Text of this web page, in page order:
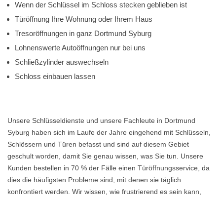
Wenn der Schlüssel im Schloss stecken geblieben ist
Türöffnung Ihre Wohnung oder Ihrem Haus
Tresoröffnungen in ganz Dortmund Syburg
Lohnenswerte Autoöffnungen nur bei uns
Schließzylinder auswechseln
Schloss einbauen lassen
Unsere Schlüsseldienste und unsere Fachleute in Dortmund
Syburg haben sich im Laufe der Jahre eingehend mit Schlüsseln,
Schlössern und Türen befasst und sind auf diesem Gebiet
geschult worden, damit Sie genau wissen, was Sie tun. Unsere
Kunden bestellen in 70 % der Fälle einen Türöffnungsservice, da
dies die häufigsten Probleme sind, mit denen sie täglich
konfrontiert werden. Wir wissen, wie frustrierend es sein kann,